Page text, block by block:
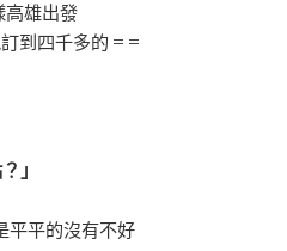
高雄出發
到四千多的 = =
」
平平的沒有不好